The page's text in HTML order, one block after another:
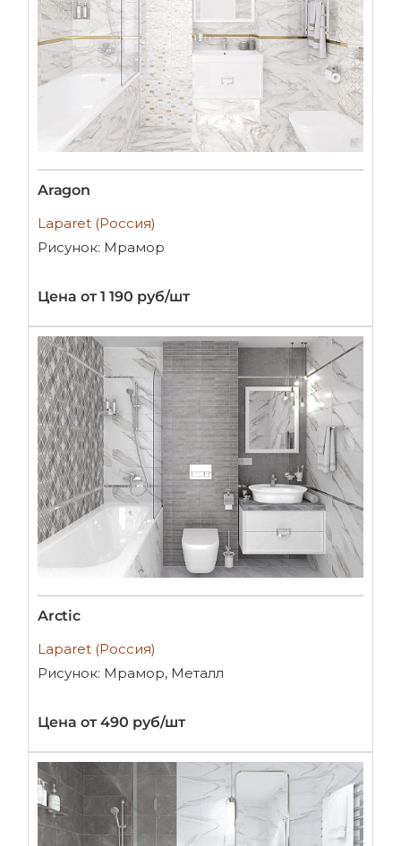
Aragon
Laparet (Россия)
Рисунок: Мрамор
Цена от 1 190 руб/шт
Arctic
Laparet (Россия)
Рисунок: Мрамор, Металл
Цена от 490 руб/шт